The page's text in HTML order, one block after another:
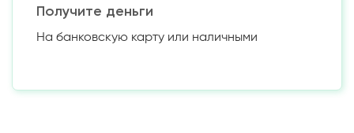
Получите деньги
На банковскую карту или наличными